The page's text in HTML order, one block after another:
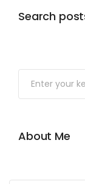
Search
Submit
About Me